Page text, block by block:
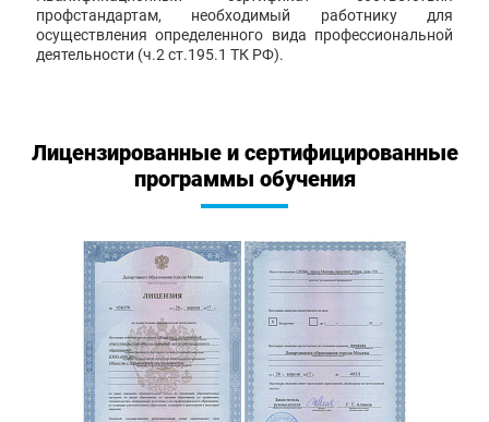
профстандартам, необходимый работнику для
осуществления определенного вида профессиональной
деятельности (ч.2 ст.195.1 ТК РФ).
Лицензированные и сертифицированные
программы обучения